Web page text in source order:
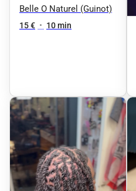
Belle O Naturel (Guinot)
15 € • 10 min